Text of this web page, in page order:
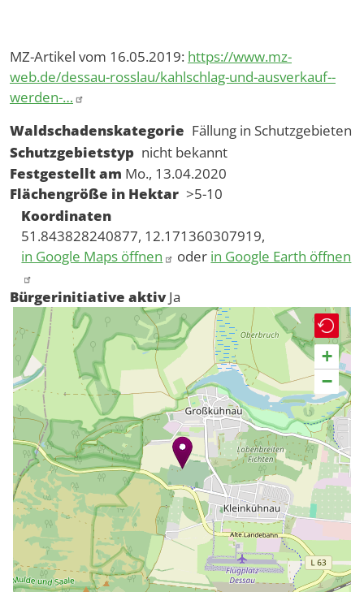
MZ-Artikel vom 16.05.2019: https://www.mz-
web.de/dessau-rosslau/kahlschlag-und-ausverkauf--
werden-…
Waldschadenskategorie Fällung in Schutzgebieten
Schutzgebietstyp nicht bekannt
Festgestellt am Mo., 13.04.2020
Flächengröße in Hektar >5-10
Koordinaten
51.843828240877, 12.171360307919,
in Google Maps öffnen
oder in Google Earth öffnen
Bürgerinitiative aktiv Ja
+
−